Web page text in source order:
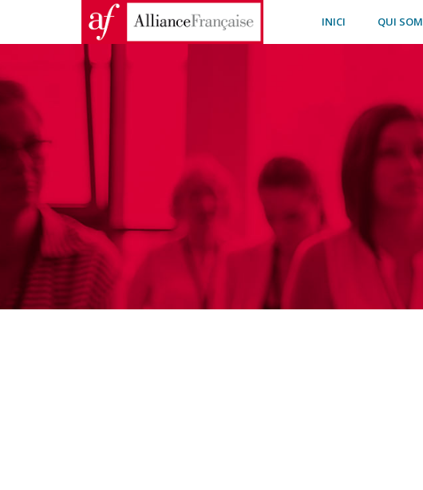
INICI QUI SOM